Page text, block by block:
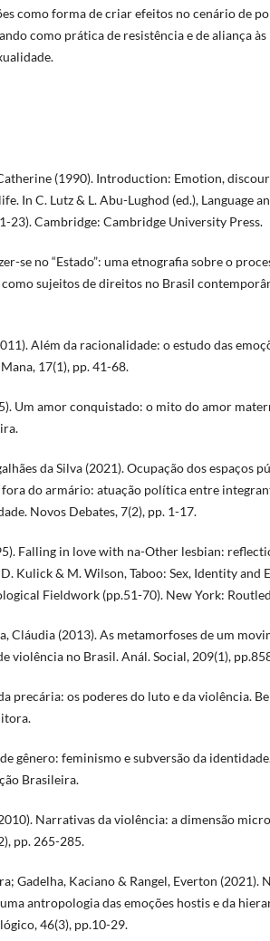
como forma de criar efeitos no cenário de
como prática de resistência e de aliança às
(1990). Introduction: Emotion,
In C. Lutz & L. Abu-Lughod (ed.), Language
23). Cambridge: Cambridge University Press.
se no “Estado”: uma etnografia sobre o
como sujeitos de direitos no Brasil
Além da racionalidade: o estudo das
17(1), pp. 41-68.
Um amor conquistado: o mito do amor
da Silva (2021). Ocupação dos espaços
do armário: atuação política entre
Novos Debates, 7(2), pp. 1-17.
Falling in love with na-Other lesbian:
Kulick & M. Wilson, Taboo: Sex, Identity and
Fieldwork (pp.51-70). New York:
Cláudia (2013). As metamorfoses de um
violência no Brasil. Anál. Social, 209(1),
precária: os poderes do luto e da violência.
de gênero: feminismo e subversão da
Brasileira.
Narrativas da violência: a dimensão
pp. 265-285.
Gadelha, Kaciano & Rangel, Everton (2021).
antropologia das emoções hostis e da
46(3), pp.10-29.